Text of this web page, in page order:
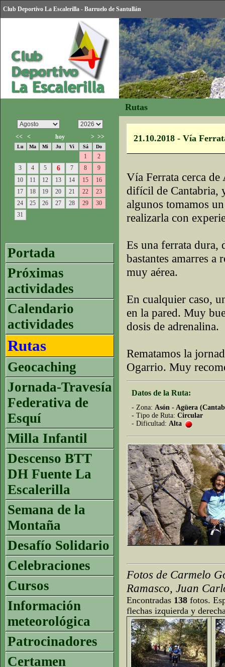
Club Deportivo La Escalerilla - Barruelo de Santullán
Rutas
<< < hoy > >>
Lu Ma Mi Ju Vi Sá Do
1
2
3
4 5 6 7 8
9
10
11 12 13 14 15
16
17
18 19 20 21 22
23
24
25 26 27 28 29
30
31
Portada
Próximas
actividades
Calendario
actividades
Rutas
Geocaching
Jornada-Travesía
Federativa de
Esquí
Milla Infantil
Descenso BTT
DH Fuente La
Escalerilla
Semana de la
Montaña
Desafío Solidario
Celebraciones
Cursos
Información
meteorológica
Patrocinadores
Certamen
21.10.2018 - Vía
Vía Ferrata cerca
difícil de Cantabria,
algunos tomamos
realizarla con
Es una ferrata dura,
bastantes amarres a
muy aérea.
En cualquier caso,
en la pared. Muy
dosis de adrenalina.
Rematamos la
Ogarrio. Muy
Datos de la Ruta:
- Zona: Asón - Agüera
- Tipo de Ruta: Circular
- Dificultad: Alta
Fotos de Carmelo
Ramasco, Juan
Encontradas 138 fotos.
flechas izquierda y